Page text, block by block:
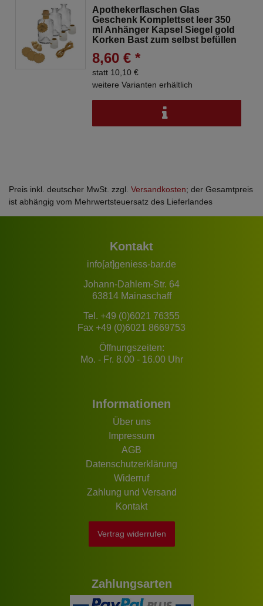
Apothekerflaschen Glas
Geschenk Komplettset leer 350
ml Anhänger Kapsel Siegel gold
Korken Bast zum selbst befüllen
8,60 € *
statt 10,10 €
weitere Varianten erhältlich
Preis inkl. deutscher MwSt. zzgl. Versandkosten; der Gesamtpreis
ist abhängig vom Mehrwertsteuersatz des Lieferlandes
Kontakt
info[at]geniess-bar.de
Johann-Dahlem-Str. 64
63814 Mainaschaff
Tel. +49 (0)6021 76355
Fax +49 (0)6021 8669753
Öffnungszeiten:
Mo. - Fr. 8.00 - 16.00 Uhr
Informationen
Über uns
Impressum
AGB
Datenschutzerklärung
Widerruf
Zahlung und Versand
Kontakt
Vertrag widerrufen
Zahlungsarten